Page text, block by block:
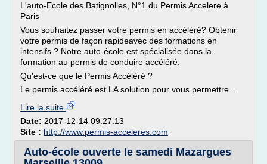
L'auto-Ecole des Batignolles, N°1 du Permis Accelere à
Paris
Vous souhaitez passer votre permis en accéléré? Obtenir
votre permis de façon rapideavec des formations en
intensifs ? Notre auto-école est spécialisée dans la
formation au permis de conduire accéléré.
Qu'est-ce que le Permis Accéléré ?
Le permis accéléré est LA solution pour vous permettre...
Lire la suite
Date: 2017-12-14 09:27:13
Site : http://www.permis-acceleres.com
Auto-école ouverte le samedi Mazargues